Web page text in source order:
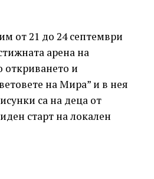
от 21 до 24 септември
арена на
и
на Мира” и в нея
са на деца от
старт на локален